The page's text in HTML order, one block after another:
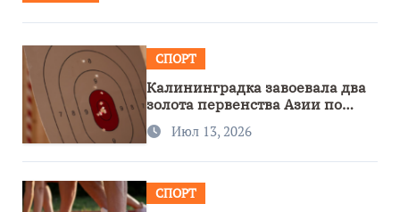
СПОРТ
Калининградка завоевала два
золота первенства Азии по
метанию ножа
Июл 13, 2026
СПОРТ